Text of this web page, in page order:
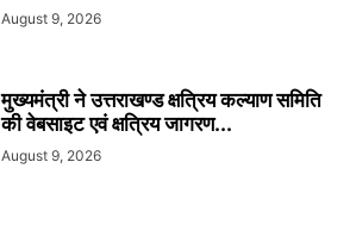
August 9, 2026
मुख्यमंत्री ने उत्तराखण्ड क्षत्रिय कल्याण समिति
की वेबसाइट एवं क्षत्रिय जागरण...
August 9, 2026